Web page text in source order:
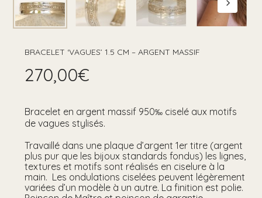
BRACELET ‘VAGUES’ 1.5 CM – ARGENT MASSIF
270,00€
Bracelet en argent massif 950‰ciselé aux motifs
de vagues stylisés.
Travaillé dans une plaque d’argent 1er titre (argent
plus pur que les bijoux standards fondus) les lignes,
textures et motifs sont réalisés en ciselure à la
main. Les ondulations ciselées peuvent légèrement
variées d’un modèle à un autre. La finition est polie.